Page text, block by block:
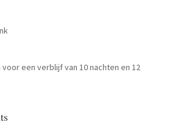
een verblijf van 10 nachten en 12